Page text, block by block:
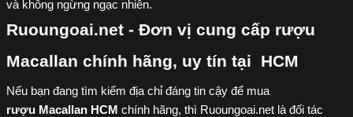
và không ngừng ngạc nhiên.
Ruoungoai.net - Đơn vị cung cấp rượu
Macallan chính hãng, uy tín tại HCM
Nếu bạn đang tìm kiếm địa chỉ đáng tin cậy để mua
rượu Macallan HCM chính hãng, thì Ruoungoai.net là đối tác